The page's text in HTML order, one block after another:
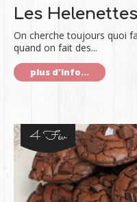
Les
On cherche toujours quoi
quand on fait des...
plus d'info...
4 Fév